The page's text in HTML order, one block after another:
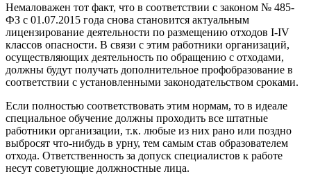
Немаловажен тот факт, что в соответствии с законом № 485-
ФЗ с 01.07.2015 года снова становится актуальным
лицензирование деятельности по размещению отходов I-IV
классов опасности. В связи с этим работники организаций,
осуществляющих деятельность по обращению с отходами,
должны будут получать дополнительное профобразование в
соответствии с установленными законодательством сроками.
Если полностью соответствовать этим нормам, то в идеале
специальное обучение должны проходить все штатные
работники организации, т.к. любые из них рано или поздно
выбросят что-нибудь в урну, тем самым став образователем
отхода. Ответственность за допуск специалистов к работе
несут советующие должностные лица.